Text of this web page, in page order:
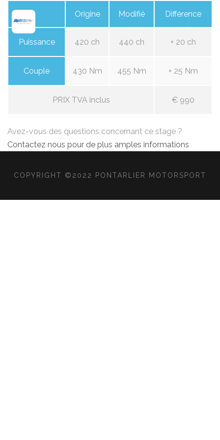
Origine Modifié Différence
Puissance 420 ch 440 ch + 20 ch
Couple 430 Nm 455 Nm + 25 Nm
PRIX TVA inclus € 990
Avez-vous des questions concernant ce stage ?
Contactez nous pour de plus amples informations
COPYRIGHT ©2022 PONTARLIER MOTORSPORT